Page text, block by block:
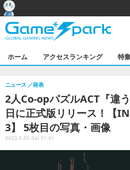
ホーム アクセスランキング 特
2人Co-opパズルACT『違
日に正式版リリース！【
3】 5枚目の写真・画像
ニュース 発表
2023.5.20 Sat 21:01